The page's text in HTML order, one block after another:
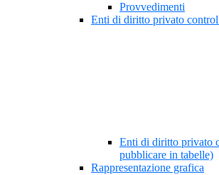
Provvedimenti
Enti di diritto privato
Enti di diritto privato
pubblicare in tabelle)
Rappresentazione grafica